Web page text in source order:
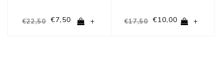
€22,50 €7,50 + €17,50 €10,00 +